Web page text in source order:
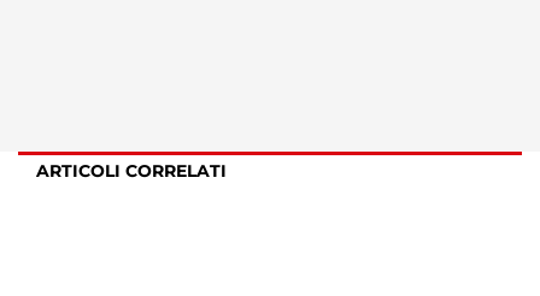
ARTICOLI CORRELATI